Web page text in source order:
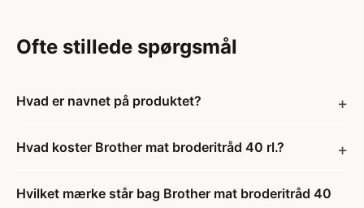
Ofte stillede spørgsmål
Hvad er navnet på produktet?
Hvad koster Brother mat broderitråd 40 rl.?
Hvilket mærke står bag Brother mat broderitråd 40